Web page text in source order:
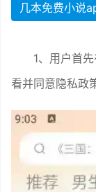
几本免费小说
1、用户首
看并同意隐私政